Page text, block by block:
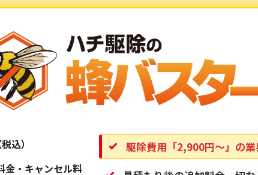
込）
金・キャンセル料
駆除費用「2,900円〜」の